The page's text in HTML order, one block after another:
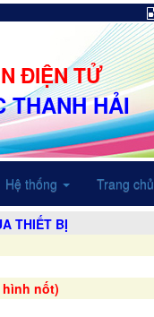
ĐIỆN TỬ
THANH HẢI
Hệ thống Trang chủ
THIẾT BỊ
hình nốt)